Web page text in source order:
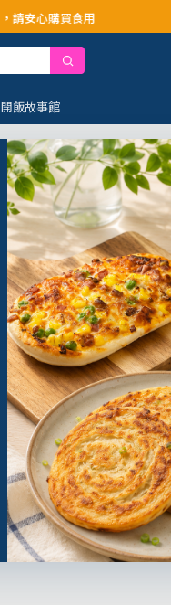
開飯故事館